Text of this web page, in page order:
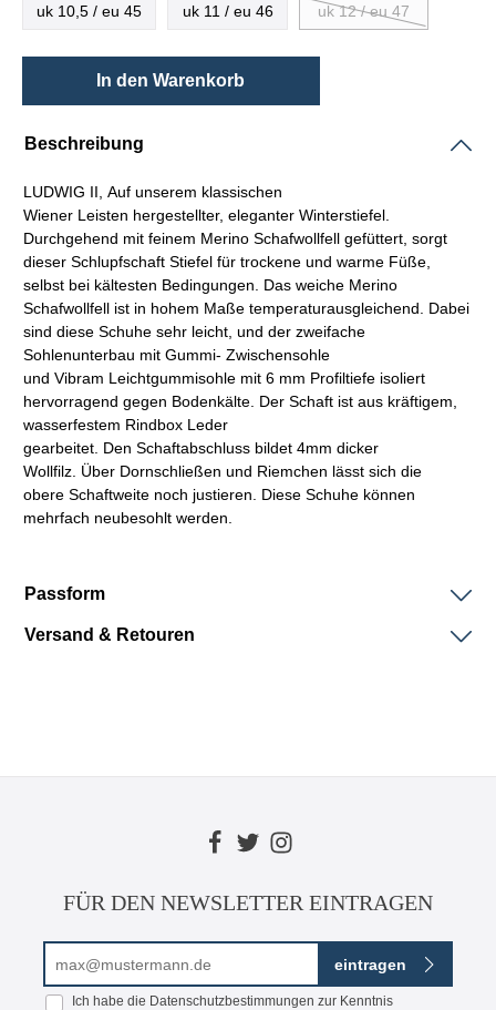
uk 10,5 / eu 45 uk 11 / eu 46 uk 12 / eu 47
In den Warenkorb
Beschreibung
LUDWIG II, Auf unserem klassischen
Wiener Leisten hergestellter, eleganter Winterstiefel.
Durchgehend mit feinem Merino Schafwollfell gefüttert, sorgt
dieser Schlupfschaft Stiefel für trockene und warme Füße,
selbst bei kältesten Bedingungen. Das weiche Merino
Schafwollfell ist in hohem Maße temperaturausgleichend. Dabei
sind diese Schuhe sehr leicht, und der zweifache
Sohlenunterbau mit Gummi- Zwischensohle
und Vibram Leichtgummisohle mit 6 mm Profiltiefe isoliert
hervorragend gegen Bodenkälte. Der Schaft ist aus kräftigem,
wasserfestem Rindbox Leder
gearbeitet. Den Schaftabschluss bildet 4mm dicker
Wollfilz. Über Dornschließen und Riemchen lässt sich die
obere Schaftweite noch justieren. Diese Schuhe können
mehrfach neubesohlt werden.
Passform
Versand & Retouren
FÜR DEN NEWSLETTER EINTRAGEN
eintragen
Ich habe die Datenschutzbestimmungen zur Kenntnis